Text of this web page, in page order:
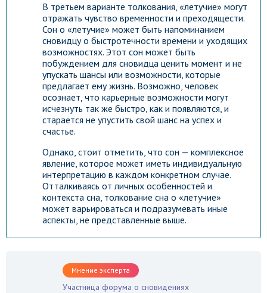
В третьем варианте толкования, «летучие» могут
отражать чувство временности и преходящести.
Сон о «летучие» может быть напоминанием
сновидцу о быстротечности времени и уходящих
возможностях. Этот сон может быть
побуждением для сновидца ценить момент и не
упускать шансы или возможности, которые
предлагает ему жизнь. Возможно, человек
осознает, что карьерные возможности могут
исчезнуть так же быстро, как и появляются, и
старается не упустить свой шанс на успех и
счастье.
Однако, стоит отметить, что сон — комплексное
явление, которое может иметь индивидуальную
интерпретацию в каждом конкретном случае.
Отталкиваясь от личных особенностей и
контекста сна, толкование сна о «летучие»
может варьироваться и подразумевать иные
аспекты, не представленные выше.
Мнение эксперта
Участница форума о сновидениях